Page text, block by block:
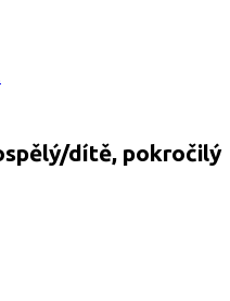
dítě, pokročilý